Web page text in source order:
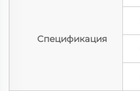
Спецификация